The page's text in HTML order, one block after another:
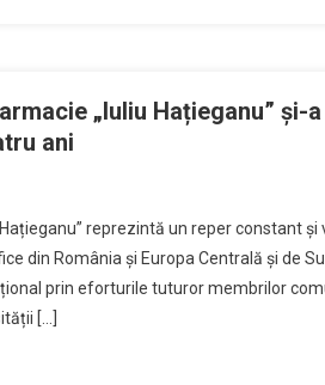
„Iuliu Hațieganu”
ani
reprezintă un reper constant
din România și Europa Centrală și de
prin eforturile tuturor membrilor
[…]